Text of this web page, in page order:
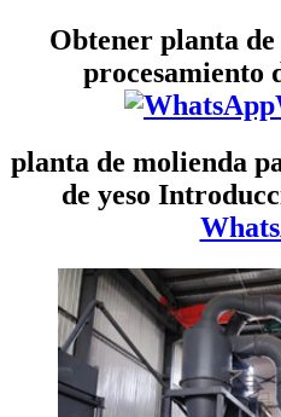
Obtener planta
procesamiento
planta de molienda
de yeso